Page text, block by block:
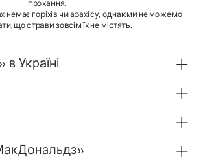
прохання.
немає горіхів чи арахісу, однак ми не можемо
що страви зовсім їх не містять.
Україні